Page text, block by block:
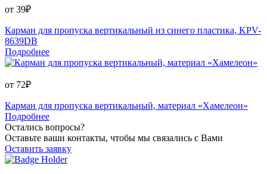
от 39₽
Карман для пропуска вертикальный из синего пластика, KPV-
8639DB
Подробнее
от 72₽
Карман для пропуска вертикальный, материал «Хамелеон»
Подробнее
Остались вопросы?
Оставьте ваши контакты, чтобы мы связались с Вами
Оставить заявку